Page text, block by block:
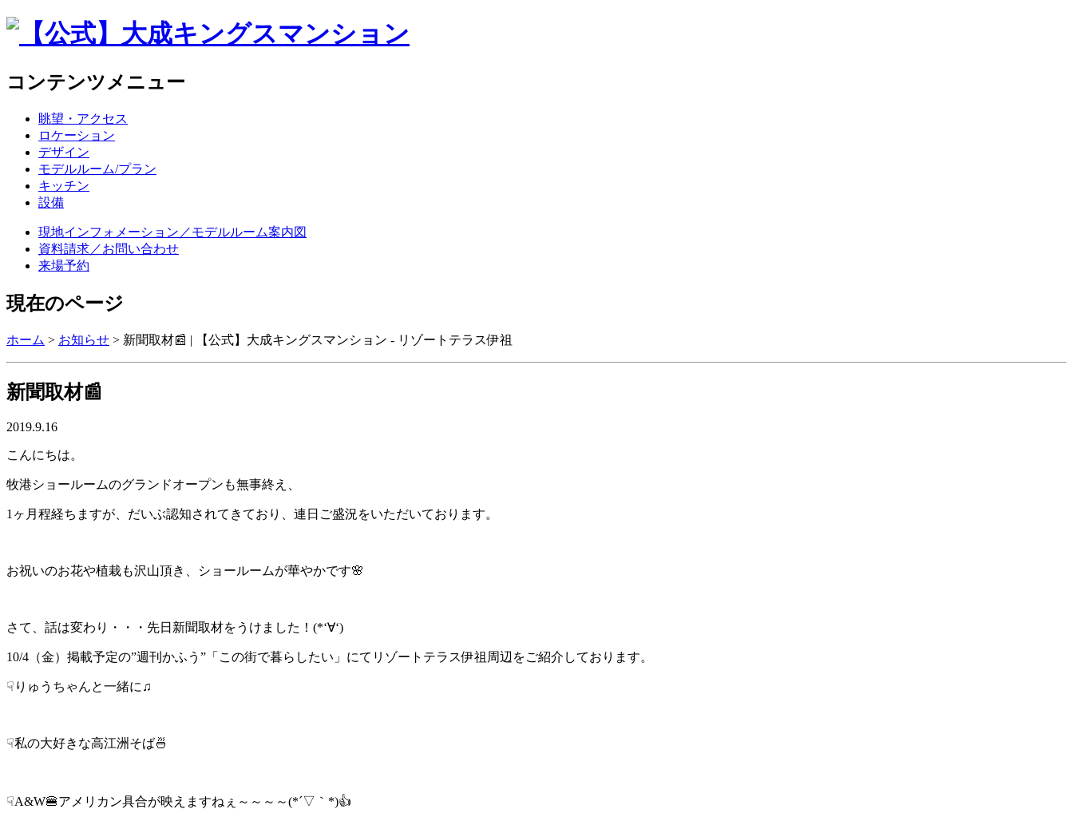
コンテンツメニュー
眺望・アクセス
ロケーション
デザイン
モデルルーム/プラン
キッチン
設備
現地インフォメーション／モデルルーム案内図
資料請求／お問い合わせ
来場予約
現在のページ
ホーム > お知らせ > 新聞取材📰 | 【公式】大成キングスマンション - リゾートテラス伊祖
新聞取材📰
2019.9.16
こんにちは。
牧港ショールームのグランドオープンも無事終え、
1ヶ月程経ちますが、だいぶ認知されてきており、連日ご盛況をいただいております。
お祝いのお花や植栽も沢山頂き、ショールームが華やかです🌸
さて、話は変わり・・・先日新聞取材をうけました！(*‘∀‘)
10/4（金）掲載予定の”週刊かふう”「この街で暮らしたい」にてリゾートテラス伊祖周辺をご紹介しております。
☟りゅうちゃんと一緒に♫
☟私の大好きな高江洲そば🍜
☟A&W🍔アメリカン具合が映えますねぇ～～～～(*´▽｀*)👍